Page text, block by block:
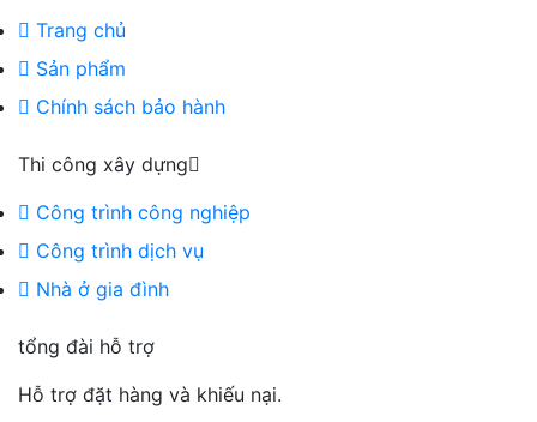
Trang chủ
Sản phẩm
Chính sách bảo hành
Thi công xây dựng
Công trình công nghiệp
Công trình dịch vụ
Nhà ở gia đình
tổng đài hỗ trợ
Hỗ trợ đặt hàng và khiếu nại.